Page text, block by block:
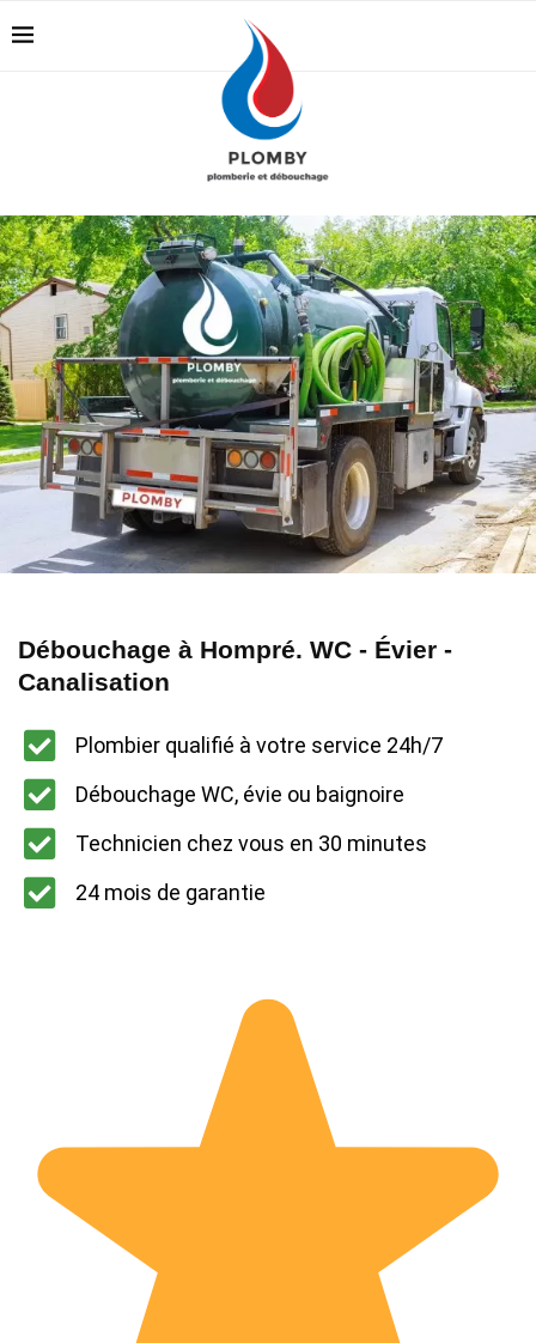
Débouchage à Hompré. WC - Évier -
Canalisation
Plombier qualifié à votre service 24h/7
Débouchage WC, évie ou baignoire
Technicien chez vous en 30 minutes
24 mois de garantie